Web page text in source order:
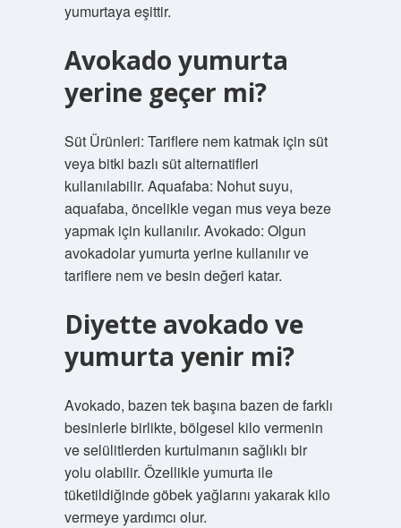
yumurtaya eşittir.
Avokado yumurta
yerine geçer mi?
Süt Ürünleri: Tariflere nem katmak için süt
veya bitki bazlı süt alternatifleri
kullanılabilir. Aquafaba: Nohut suyu,
aquafaba, öncelikle vegan mus veya beze
yapmak için kullanılır. Avokado: Olgun
avokadolar yumurta yerine kullanılır ve
tariflere nem ve besin değeri katar.
Diyette avokado ve
yumurta yenir mi?
Avokado, bazen tek başına bazen de farklı
besinlerle birlikte, bölgesel kilo vermenin
ve selülitlerden kurtulmanın sağlıklı bir
yolu olabilir. Özellikle yumurta ile
tüketildiğinde göbek yağlarını yakarak kilo
vermeye yardımcı olur.